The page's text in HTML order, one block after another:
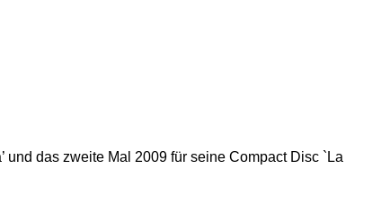
das zweite Mal 2009 für seine Compact Disc `La